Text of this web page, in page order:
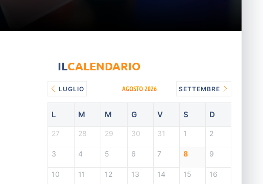
ILCALENDARIO
LUGLIO AGOSTO 2026 SETTEMBRE
L M M G V S D
27 28 29 30 31 1 2
3 4 5 6 7 8 9
10 11 12 13 14 15 16